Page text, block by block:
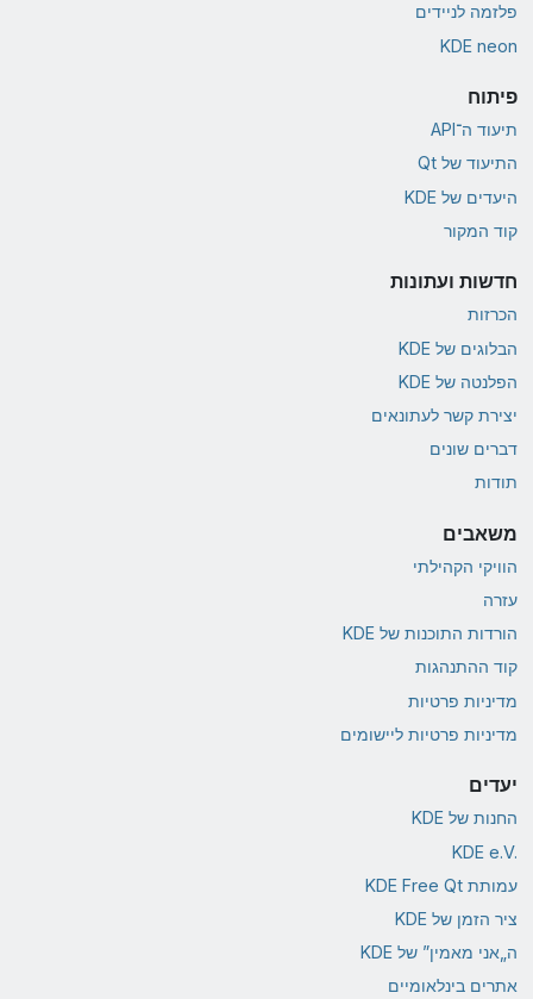
פלזמה לניידים
KDE neon
פיתוח
תיעוד ה־API
התיעוד של Qt
היעדים של KDE
קוד המקור
חדשות ועתונות
הכרזות
הבלוגים של KDE
הפלנטה של KDE
יצירת קשר לעתונאים
דברים שונים
תודות
משאבים
הוויקי הקהילתי
עזרה
הורדות התוכנות של KDE
קוד ההתנהגות
מדיניות פרטיות
מדיניות פרטיות ליישומים
יעדים
החנות של KDE
KDE e.V.‎
עמותת KDE Free Qt
ציר הזמן של KDE
ה„אני מאמין” של KDE
אתרים בינלאומיים